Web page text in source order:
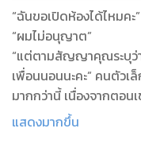
“ฉันขอเปิดห้องได้ไหมคะ”
“ผมไม่อนุญาต”
“แต่ตามสัญญาคุณระบุว่า
เพื่อนนอนนะคะ” คนตัวเ
มากกว่านี้ เนื่องจากตอน
อะไรออกไปหรือยัง ในเมื่
แสดงมากขึ้น